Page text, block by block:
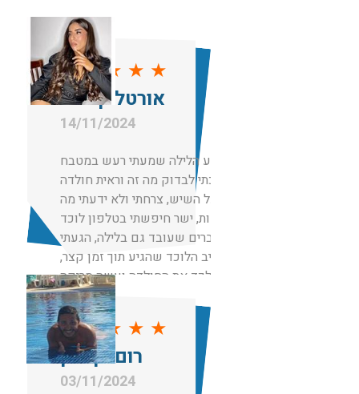
★★★ ★ ★
אורטל קימחי
14/11/2024
באמצע הלילה שמעתי רעש במטבח
הלכתי לבדוק מה זה וראית חולדה
ענקית על השיש, צרחתי ולא ידעתי מה
לעשות, ישר חיפשתי בטלפון לוכד
עכברים שעובד גם בלילה, הגעתי
לשגיב הלוכד שהגיע תוך זמן קצר,
ממש לכד את החולדה ועשה סריקה
מקיפה והשאיר לי 2 מלכודות למקרה
ויש עוד והכל נעשה בחיוך ובמחיר
★★★ ★ ★
רום בן כהן
03/11/2024